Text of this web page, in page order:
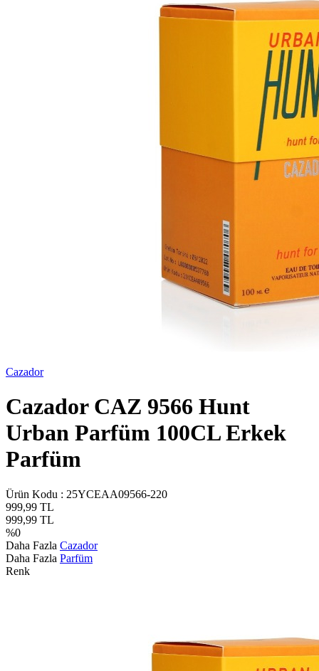
Cazador
Cazador CAZ 9566 Hunt
Urban Parfüm 100CL Erkek
Parfüm
Ürün Kodu : 25YCEAA09566-220
999,99 TL
999,99 TL
%0
Daha Fazla Cazador
Daha Fazla Parfüm
Renk